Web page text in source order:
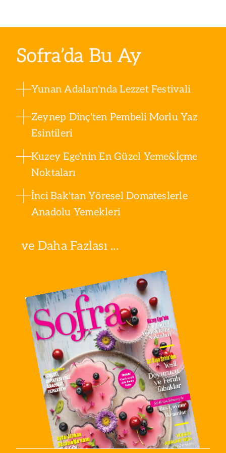
Sofra’da Bu Ay
Yunan Adaları'nda Lezzet Festivali
Zeynep Dinç'ten Pembeli Morlu Yaz
Esintileri
Kuzey Ege'nin En Güzel Yeme&İçme
Noktaları
İnci Bak'tan Yöresel Domateslerle
Anadolu Yemekleri
ve Daha Fazlası ...